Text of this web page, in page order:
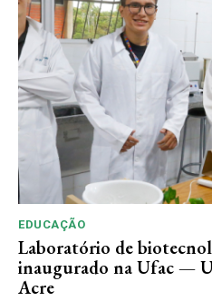
EDUCAÇÃO
Laboratório de
inaugurado na Ufac —
Acre